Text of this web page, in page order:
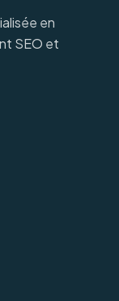
en
SEO et